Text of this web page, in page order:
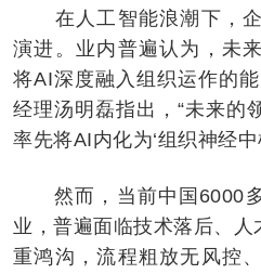
在人工智能浪潮下，企
演进。业内普遍认为，未
将AI深度融入组织运作的
经理汤明磊指出，“未来的
率先将AI内化为‘组织神经中
然而，当前中国6000多
业，普遍面临技术落后、
重鸿沟，流程粗放无风控